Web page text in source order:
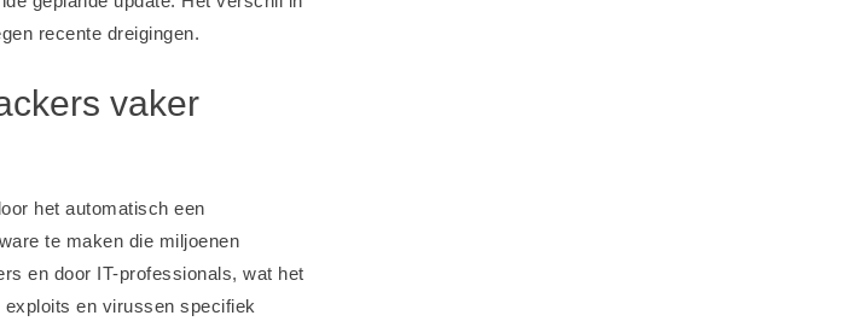
recente dreigingen.
vaker
het automatisch een
te maken die miljoenen
en door IT-professionals, wat het
en virussen specifiek